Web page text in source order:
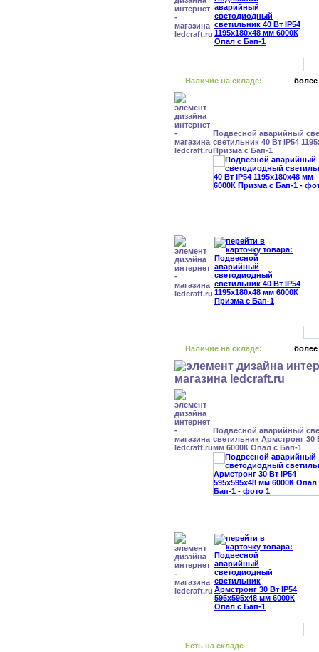
Наличие на складе: более
Подвесной аварийный
светильник 40 Вт IP54
Призма с Бап-1
Наличие на складе: более
Подвесной аварийный
светильник Армстронг 30
мм 6000К Опал с Бап-1
Есть на складе